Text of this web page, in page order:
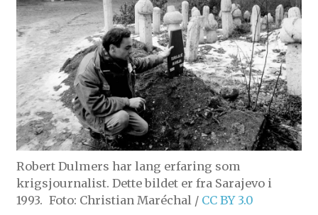
Robert Dulmers har lang erfaring som
krigsjournalist. Dette bildet er fra Sarajevo i
1993. Foto: Christian Maréchal / CC BY 3.0